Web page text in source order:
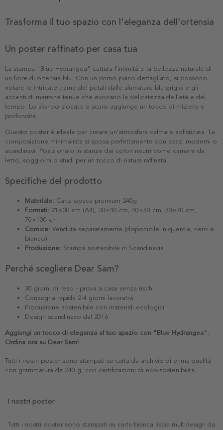
Trasforma il tuo spazio con l'eleganza dell'ortensia
Un poster raffinato per casa tua
La stampa "Blue Hydrangea" cattura l'intimità e la bellezza naturale di
un fiore di ortensia blu. Con un primo piano dettagliato, si possono
notare le intricate trame dei petali dalle sfumature blu-grigio e gli
accenti di marrone tenue che evocano la delicatezza dell'età e del
tempo. Lo sfondo sfocato e scuro aggiunge un tocco di mistero e
profondità.
Questo poster è ideale per creare un'atmosfera calma e sofisticata. La
composizione minimalista si sposa perfettamente con spazi moderni o
scandinavi. Posizionalo in stanze dai colori neutri come camere da
letto, soggiorni o studi per un tocco di natura raffinata.
Specifiche del prodotto
Materiale: Carta opaca premium 240g
Formati: 21×30 cm (A4), 30×40 cm, 40×50 cm, 50×70 cm,
70×100 cm
Cornice: Venduta separatamente (disponibile in quercia, nero e
bianco)
Produzione: Stampa sostenibile in Scandinavia
Perché scegliere Dear Sam?
30 giorni di reso - prova a casa senza rischi
Consegna rapida 2-4 giorni lavorativi
Produzione sostenibile con materiali ecologici
Design scandinavo dal 2016
Aggiungi un tocco di eleganza al tuo spazio con "Blue Hydrangea".
Ordina ora su Dear Sam!
Tutti i nostri poster sono stampati su carta da archivio di prima qualità
con grammatura da 240 g, con certificazioni di eco-sostenibilità.
I nostri poster
Tutti i nostri poster sono stampati su carta bianca liscia multidesign da